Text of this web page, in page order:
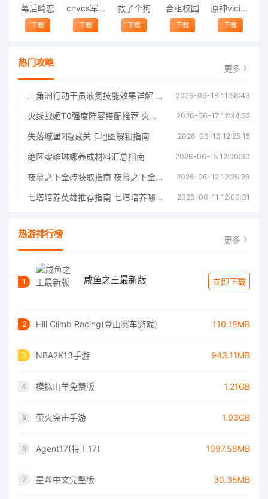
幕后畸恋
下载
cnvcs军棋
下载
救了个狗
下载
合租校园
下载
原神vicineko
下载
热门攻略 更多
三角洲行动干员液氮技能效果详解 三角洲行动干员液氮技能介绍 2026-06-18 11:58:43
火线战姬T0强度阵容搭配推荐 火线战姬T0强度阵容哪个好 2026-06-17 12:34:52
失落城堡2隐藏关卡地图解锁指南 2026-06-16 12:25:15
绝区零维琳娜养成材料汇总指南 2026-06-15 12:00:30
夜幕之下金砖获取指南 夜幕之下金砖获取方法 2026-06-12 12:26:28
七塔培养英雄推荐指南 七塔培养哪个英雄好 2026-06-11 12:00:31
热游排行榜 更多
1 咸鱼之王最新版 立即下载
2 Hill Climb Racing(登山赛车游戏) 110.18MB
3 NBA2K13手游 943.11MB
4 模拟山羊免费版 1.21GB
5 萤火突击手游 1.93GB
6 Agent17(特工17) 1997.58MB
7 星噬中文完整版 30.35MB